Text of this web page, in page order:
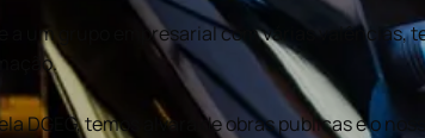
a um grupo empresarial com várias valências,
DGEG, temos alvará de obras publicas e o